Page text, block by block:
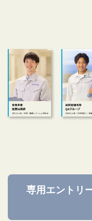
専用エントリ